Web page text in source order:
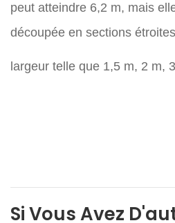
peut atteindre 6,2 m, mais
découpée en sections
largeur telle que 1,5 m, 2 m,
Si Vous Avez